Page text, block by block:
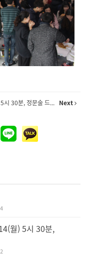
시 30분, 정문술 드... Next
월) 5시 30분,